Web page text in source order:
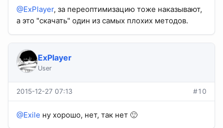
@ExPlayer, за переоптимизацию тоже наказывают,
а это "скачать" один из самых плохих методов.
ExPlayer
User
2015-12-27 07:13 #10
@Exile ну хорошо, нет, так нет 🙂